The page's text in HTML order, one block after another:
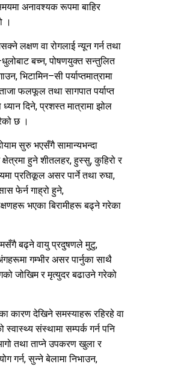
अनावश्यक रूपमा बाहिर
।
लक्षण वा रोगलाई न्यून गर्न तथा
बच्न, पोषणयुक्त सन्तुलित
भिटामिन–सी पर्याप्तमात्रामा
फलफूल तथा सागपात पर्याप्त
दिने, प्रशस्त मात्रामा झोल
छ ।
सुरु भएसँगै सामान्यभन्दा
हुने शीतलहर, हुस्सु, कुहिरो र
प्रतिकूल असर पार्ने तथा रुघा,
फेर्न गाह्रो हुने,
भएका बिरामीहरू बढ्ने गरेका
बढ्ने वायु प्रदुषणले मुटु,
गम्भीर असर पार्नुका साथै
जोखिम र मृत्युदर बढाउने गरेको
कारण देखिने समस्याहरू रहिरहे वा
संस्थामा सम्पर्क गर्न पनि
तथा ताप्ने उपकरण खुला र
गर्न, सुन्ने बेलामा निभाउन,